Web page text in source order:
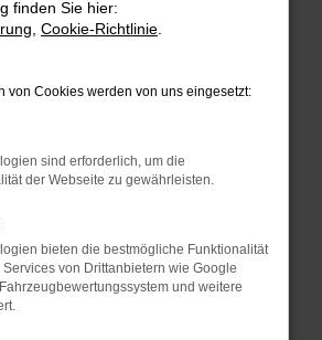
Error
Fehler aufgetreten.
Tipps, die dir helfen können:
Firewall und deine
Webseiten, zum Beispiel deine
finden Sie hier:
Cookie-Richtlinie
von Cookies werden von uns eingesetzt:
sind erforderlich, um die
der Webseite zu gewährleisten.
bieten die bestmögliche Funktionalität
von Drittanbietern wie Google
und weitere